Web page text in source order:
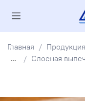
Главная
...
Слоеная